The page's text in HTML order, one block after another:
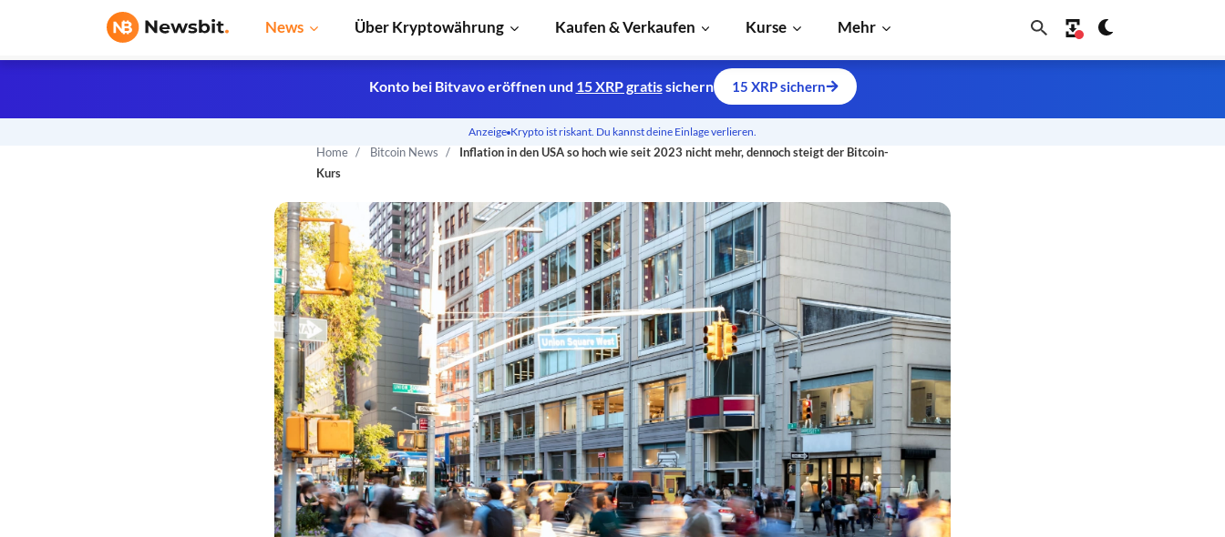
News Über Kryptowährung Kaufen & Verkaufen Kurse Mehr
Home Bitcoin News
Inflation in den USA so hoch wie seit 2023 nicht mehr, dennoch steigt der Bitcoin-
Kurs
Konto bei Bitvavo eröffnen und 15 XRP gratissichern 15 XRP sichern
Anzeige Krypto ist riskant. Du kannst deine Einlage verlieren.